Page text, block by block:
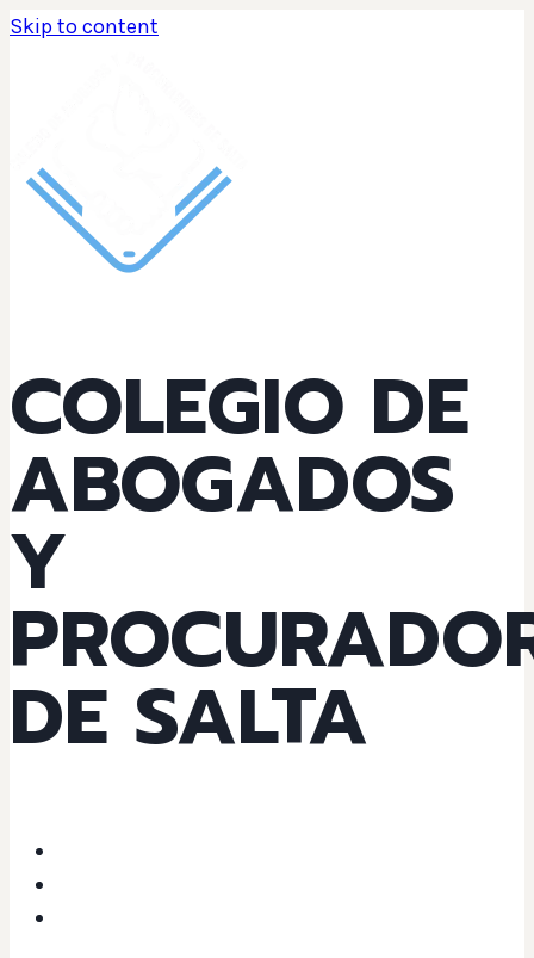
Skip to content
COLEGIO DE
ABOGADOS
Y
DE SALTA